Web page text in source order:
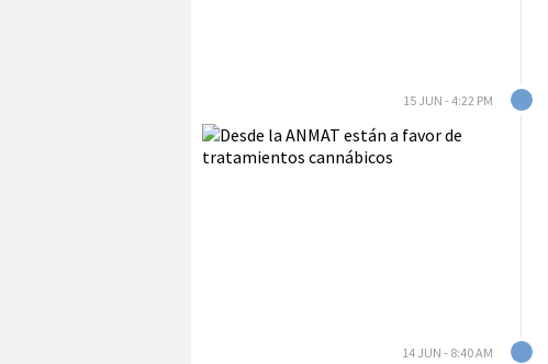
15 JUN - 4:22 PM
14 JUN - 8:40 AM